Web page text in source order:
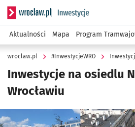
Serwis informacyjny wroclaw.pl
Aktualności Mapa Program
wroclaw.pl #InwestycjeWRO
Inwestycje na osiedlu
Wrocławiu
Kliknij, aby powiększyć